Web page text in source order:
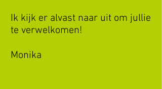
Ik kijk er alvast naar uit om jullie
te verwelkomen!
Monika